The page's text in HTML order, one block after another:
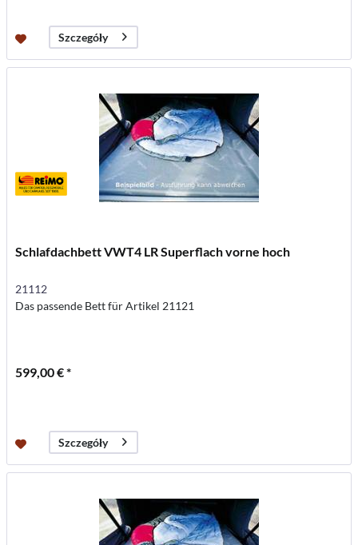
Szczegóły
Schlafdachbett VWT4 LR Superflach vorne hoch
21112
Das passende Bett für Artikel 21121
599,00 € *
Szczegóły